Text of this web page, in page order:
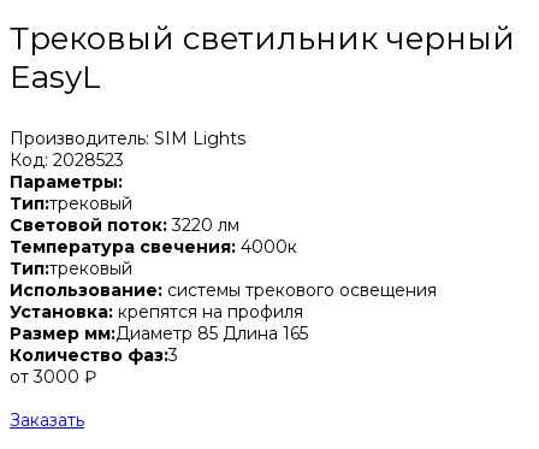
Трековый светильник черный
EasyL
Производитель: SIM Lights
Код: 2028523
Параметры:
Тип:трековый
Световой поток:3220 лм
Температура свечения: 4000к
Тип:трековый
Использование: системы трекового освещения
Установка: крепятся на профиля
Размер мм:Диаметр 85 Длина 165
Количество фаз:3
от 3000 ₽
Заказать